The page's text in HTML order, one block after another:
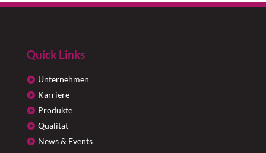
Quick Links
Unternehmen
Karriere
Produkte
Qualität
News & Events